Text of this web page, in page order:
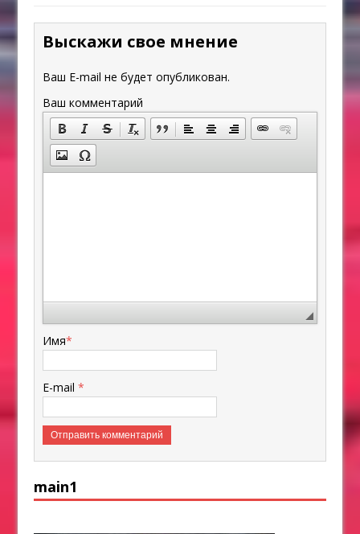
Выскажи свое мнение
Ваш E-mail не будет опубликован.
Ваш комментарий
Имя*
E-mail*
main1